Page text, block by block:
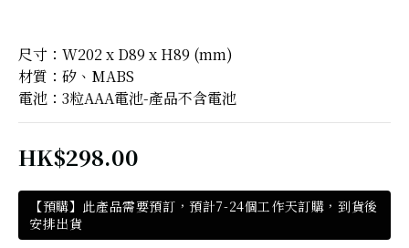
尺寸：W202 x D89 x H89 (mm)
材質：矽、MABS
電池：3粒AAA電池-產品不含電池
HK$298.00
【預購】此產品需要預訂，預計7-24個工作天訂購，到貨後
安排出貨